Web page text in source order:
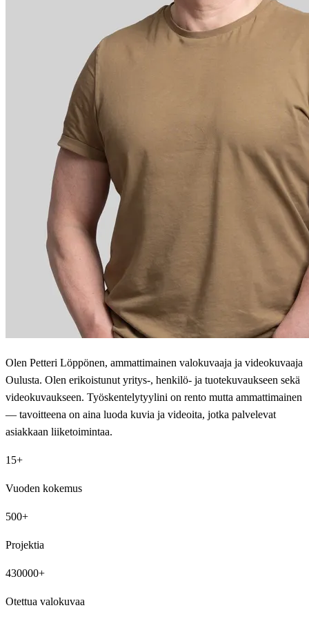
Olen Petteri Löppönen, ammattimainen valokuvaaja ja videokuvaaja
Oulusta. Olen erikoistunut yritys-, henkilö- ja tuotekuvaukseen sekä
videokuvaukseen. Työskentelytyylini on rento mutta ammattimainen
— tavoitteena on aina luoda kuvia ja videoita, jotka palvelevat
asiakkaan liiketoimintaa.
15+
Vuoden kokemus
500+
Projektia
430000+
Otettua valokuvaa